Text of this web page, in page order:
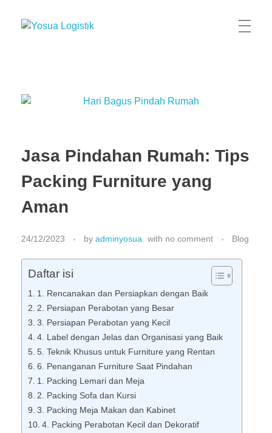
Jasa Pindahan Rumah: Tips
Packing Furniture yang
Aman
24/12/2023 by adminyosua with no comment Blog
Daftar isi
1. Rencanakan dan Persiapkan dengan Baik
2. Persiapan Perabotan yang Besar
3. Persiapan Perabotan yang Kecil
4. Label dengan Jelas dan Organisasi yang Baik
5. Teknik Khusus untuk Furniture yang Rentan
6. Penanganan Furniture Saat Pindahan
1. Packing Lemari dan Meja
2. Packing Sofa dan Kursi
3. Packing Meja Makan dan Kabinet
4. Packing Perabotan Kecil dan Dekoratif